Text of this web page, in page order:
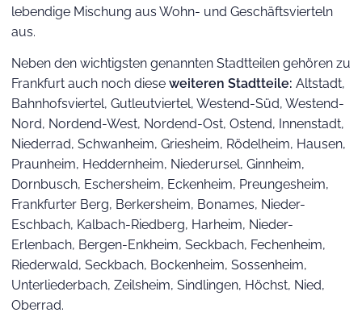
lebendige Mischung aus Wohn- und Geschäftsvierteln
aus.
Neben den wichtigsten genannten Stadtteilen gehören zu
Frankfurt auch noch diese weiteren Stadtteile: Altstadt,
Bahnhofsviertel, Gutleutviertel, Westend-Süd, Westend-
Nord, Nordend-West, Nordend-Ost, Ostend, Innenstadt,
Niederrad, Schwanheim, Griesheim, Rödelheim, Hausen,
Praunheim, Heddernheim, Niederursel, Ginnheim,
Dornbusch, Eschersheim, Eckenheim, Preungesheim,
Frankfurter Berg, Berkersheim, Bonames, Nieder-
Eschbach, Kalbach-Riedberg, Harheim, Nieder-
Erlenbach, Bergen-Enkheim, Seckbach, Fechenheim,
Riederwald, Seckbach, Bockenheim, Sossenheim,
Unterliederbach, Zeilsheim, Sindlingen, Höchst, Nied,
Oberrad.